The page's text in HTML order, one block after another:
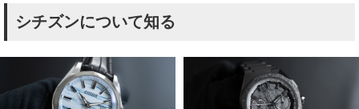
シチズンについて知る